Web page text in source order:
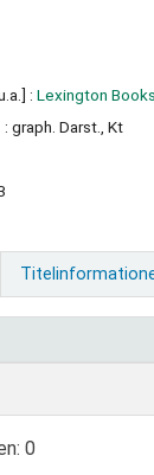
: Lexington
graph. Darst., Kt
0